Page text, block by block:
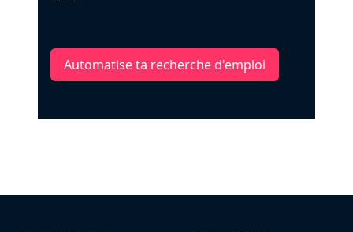
Automatise ta recherche d'emploi